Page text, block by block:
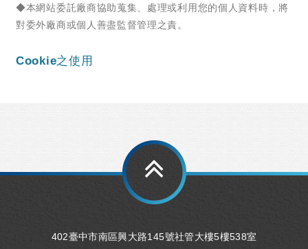
402臺中市南區興大路145號社管大樓5樓538室